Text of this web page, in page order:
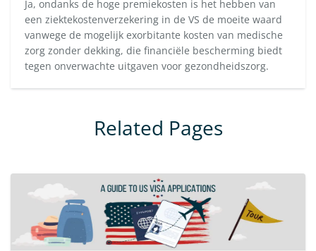
Ja, ondanks de hoge premiekosten is het hebben van
een ziektekostenverzekering in de VS de moeite waard
vanwege de mogelijk exorbitante kosten van medische
zorg zonder dekking, die financiële bescherming biedt
tegen onverwachte uitgaven voor gezondheidszorg.
Related Pages